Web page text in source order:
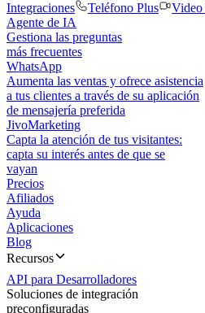
Integraciones
Teléfono Plus Video
Agente de IA
Gestiona las preguntas
más frecuentes
WhatsApp
Aumenta las ventas y ofrece asistencia
a tus clientes a través de su aplicación
de mensajería preferida
JivoMarketing
Capta la atención de tus visitantes:
capta su interés antes de que se
vayan
Precios
Afiliados
Ayuda
Aplicaciones
Blog
Recursos
API para Desarrolladores
Soluciones de integración
preconfiguradas